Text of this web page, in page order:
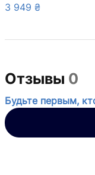
3 949 ₴
Отзывы 0
Будьте первым,